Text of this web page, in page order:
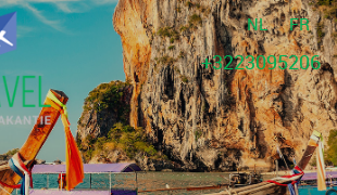
NL FR
+3223095206